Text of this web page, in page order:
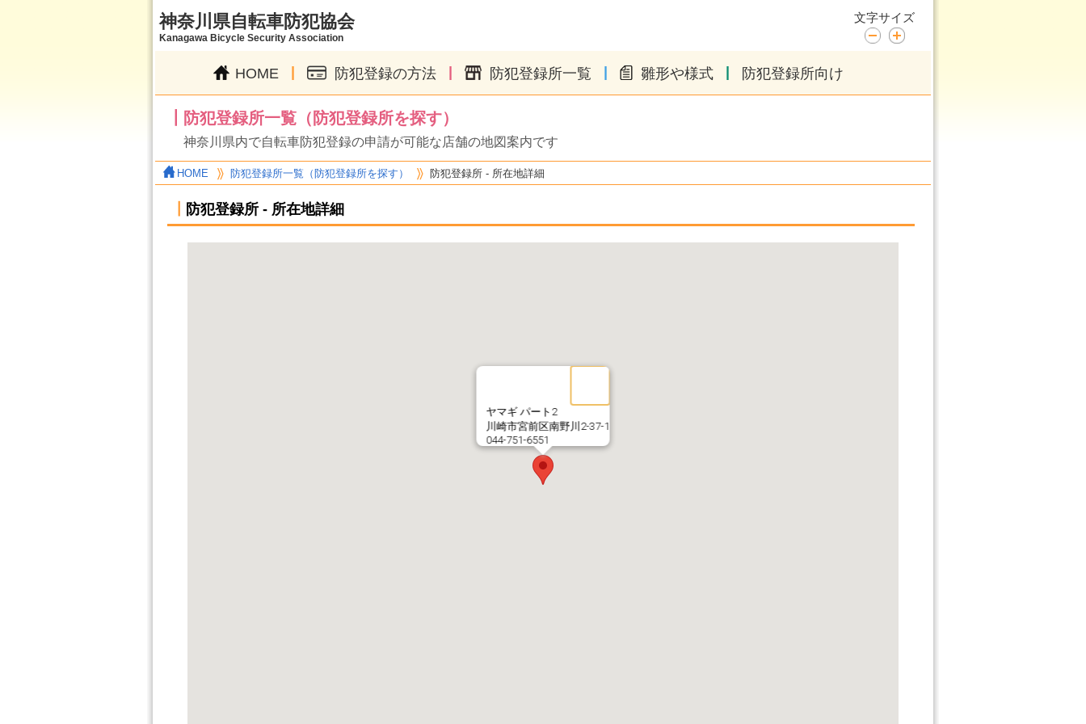
神奈川県自転車防犯協会
Kanagawa Bicycle Security Association
文字サイズ
HOME 防犯登録の方法 防犯登録所一覧 雛形や様式 防犯登録所向け
┃防犯登録所一覧（防犯登録所を探す）
神奈川県内で自転車防犯登録の申請が可能な店舗の地図案内です
HOME 防犯登録所一覧（防犯登録所を探す） 防犯登録所 - 所在地詳細
防犯登録所 - 所在地詳細
ヤマギ パート2
川崎市宮前区南野川2-37-1
044-751-6551